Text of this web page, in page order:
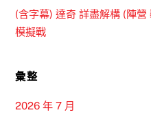
(含字幕) 達奇 詳盡解構 (陣
模擬戰
彙整
2026 年 7 月